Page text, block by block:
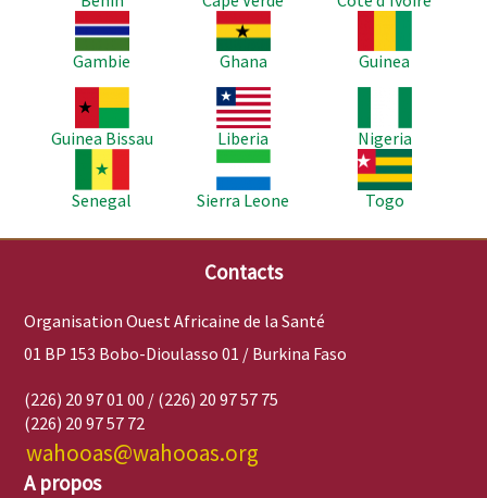
Image
Gambie
Image
Ghana
Guinea
Image
Guinea Bissau
Image
Liberia
Nigeria
Senegal
Image
Sierra Leone
Image
Togo
Contacts
Organisation Ouest Africaine de la Santé
01 BP 153 Bobo-Dioulasso 01 / Burkina Faso
(226) 20 97 01 00 / (226) 20 97 57 75
(226) 20 97 57 72
wahooas@wahooas.org
A propos